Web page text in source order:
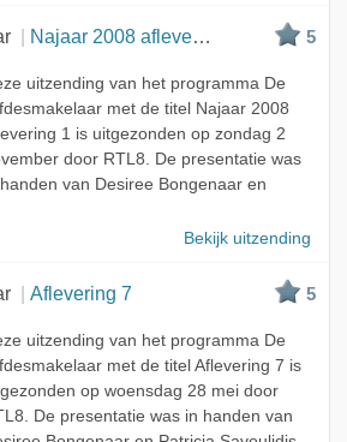
Najaar 2008 aflevering 1 5
uitzending van het programma De
met de titel Najaar 2008
1 is uitgezonden op zondag 2
door RTL8. De presentatie was
van Desiree Bongenaar en
Bekijk uitzending
Aflevering 7 5
uitzending van het programma De
met de titel Aflevering 7 is
op woensdag 28 mei door
De presentatie was in handen van